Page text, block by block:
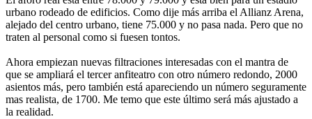
urbano rodeado de edificios. Como dije más arriba el Allianz Arena,
alejado del centro urbano, tiene 75.000 y no pasa nada. Pero que no
traten al personal como si fuesen tontos.
Ahora empiezan nuevas filtraciones interesadas con el mantra de
que se ampliará el tercer anfiteatro con otro número redondo, 2000
asientos más, pero también está apareciendo un número seguramente
mas realista, de 1700. Me temo que este último será más ajustado a
la realidad.